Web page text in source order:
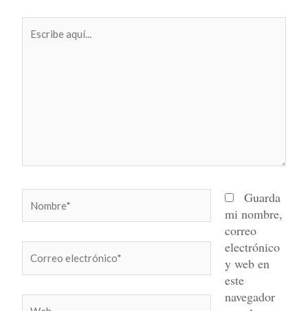
aquí...
electrónico*
Guarda
mi nombre,
correo
electrónico
y web en
este
navegador